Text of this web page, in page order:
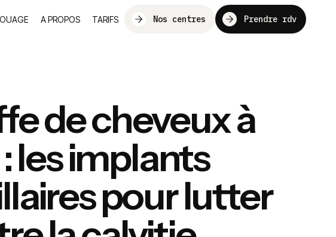
A PROPOS TARIFS Nos centres Prendre rdv
de cheveux à
les implants
pour lutter